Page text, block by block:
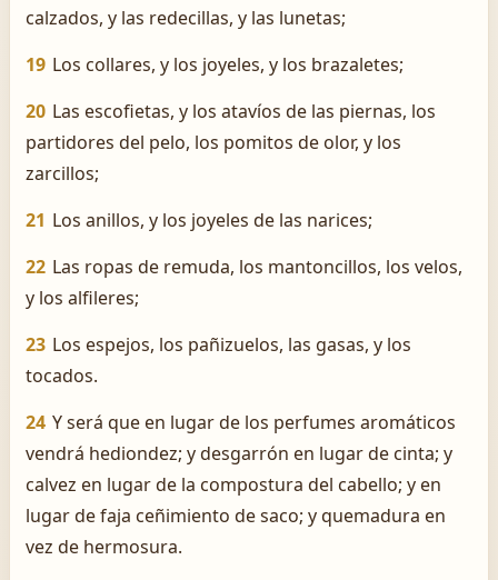
calzados, y las redecillas, y las lunetas;
19 Los collares, y los joyeles, y los brazaletes;
20 Las escofietas, y los atavíos de las piernas, los
partidores del pelo, los pomitos de olor, y los
zarcillos;
21 Los anillos, y los joyeles de las narices;
22 Las ropas de remuda, los mantoncillos, los velos,
y los alfileres;
23 Los espejos, los pañizuelos, las gasas, y los
tocados.
24 Y será que en lugar de los perfumes aromáticos
vendrá hediondez; y desgarrón en lugar de cinta; y
calvez en lugar de la compostura del cabello; y en
lugar de faja ceñimiento de saco; y quemadura en
vez de hermosura.